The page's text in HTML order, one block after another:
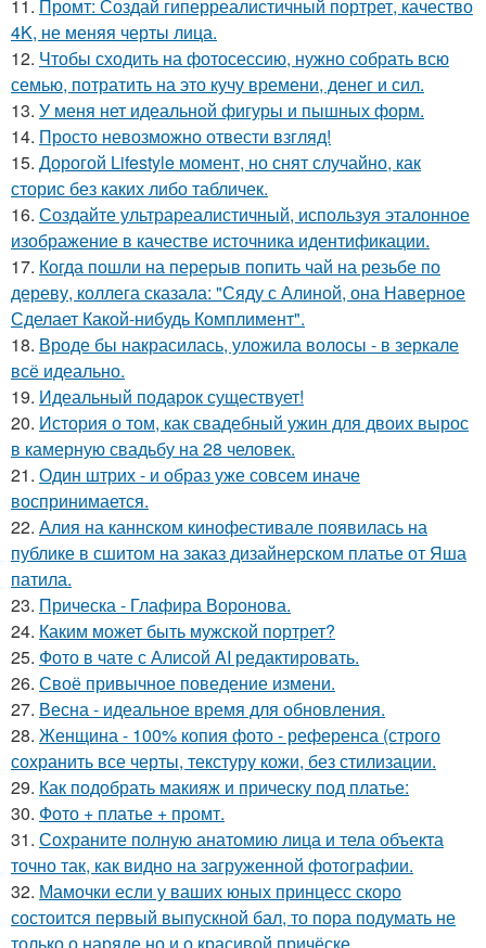
11. Промт: Создай гиперреалистичный портрет, качество
4K, не меняя черты лица.
12. Чтобы сходить на фотосессию, нужно собрать всю
семью, потратить на это кучу времени, денег и сил.
13. У меня нет идеальной фигуры и пышных форм.
14. Просто невозможно отвести взгляд!
15. Дорогой Lifestyle момент, но снят случайно, как
сторис без каких либо табличек.
16. Создайте ультрареалистичный, используя эталонное
изображение в качестве источника идентификации.
17. Когда пошли на перерыв попить чай на резьбе по
дереву, коллега сказала: "Сяду с Алиной, она Наверное
Сделает Какой-нибудь Комплимент".
18. Вроде бы накрасилась, уложила волосы - в зеркале
всё идеально.
19. Идеальный подарок существует!
20. История о том, как свадебный ужин для двоих вырос
в камерную свадьбу на 28 человек.
21. Один штрих - и образ уже совсем иначе
воспринимается.
22. Алия на каннском кинофестивале появилась на
публике в сшитом на заказ дизайнерском платье от Яша
патила.
23. Прическа - Глафира Воронова.
24. Каким может быть мужской портрет?
25. Фото в чате с Алисой AI редактировать.
26. Своё привычное поведение измени.
27. Весна - идеальное время для обновления.
28. Женщина - 100% копия фото - референса (строго
сохранить все черты, текстуру кожи, без стилизации.
29. Как подобрать макияж и прическу под платье:
30. Фото + платье + промт.
31. Сохраните полную анатомию лица и тела объекта
точно так, как видно на загруженной фотографии.
32. Мамочки если у ваших юных принцесс скоро
состоится первый выпускной бал, то пора подумать не
только о наряде но и о красивой причёске.